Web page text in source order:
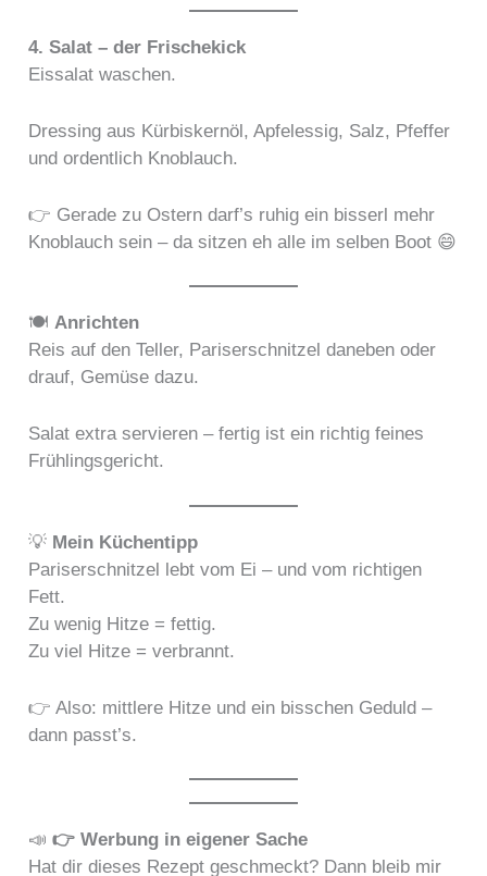
4. Salat – der Frischekick
Eissalat waschen.
Dressing aus Kürbiskernöl, Apfelessig, Salz, Pfeffer
und ordentlich Knoblauch.
👉 Gerade zu Ostern darf’s ruhig ein bisserl mehr
Knoblauch sein – da sitzen eh alle im selben Boot 😄
🍽️Anrichten
Reis auf den Teller, Pariserschnitzel daneben oder
drauf, Gemüse dazu.
Salat extra servieren – fertig ist ein richtig feines
Frühlingsgericht.
💡 Mein Küchentipp
Pariserschnitzel lebt vom Ei – und vom richtigen
Fett.
Zu wenig Hitze = fettig.
Zu viel Hitze = verbrannt.
👉 Also: mittlere Hitze und ein bisschen Geduld –
dann passt’s.
📣👉 Werbung in eigener Sache
Hat dir dieses Rezept geschmeckt? Dann bleib mir